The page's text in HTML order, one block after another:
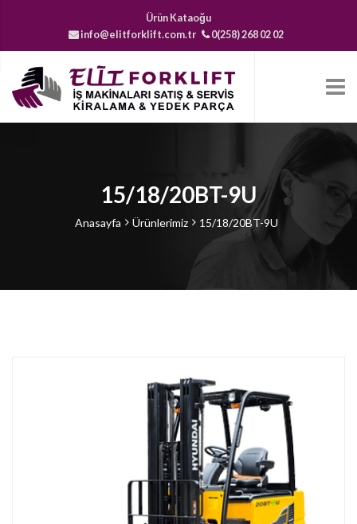
Ürün Kataoğu
info@elitforklift.com.tr
0(258) 268 02 02
15/18/20BT-9U
Anasayfa Ürünlerimiz 15/18/20BT-9U